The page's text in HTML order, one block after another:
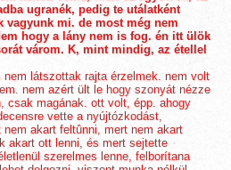
ugranék, pedig te utálatként
vagyunk mi. de most még nem
hogy a lány nem is fog. én itt ülök
várom. K, mint mindig, az étellel
látszottak rajta érzelmek. nem volt
nem azért ült le hogy szonyát nézze
csak magának. ott volt, épp. ahogy
vette a nyújtózkodást,
akart feltûnni, mert nem akart
akart ott lenni, és mert sejtette
szerelmes lenne, felborítana